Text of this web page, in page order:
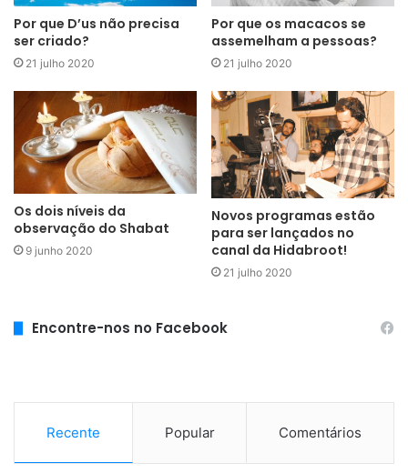
Por que D’us não precisa
ser criado?
21 julho 2020
Por que os macacos se
assemelham a pessoas?
21 julho 2020
Os dois níveis da
observação do Shabat
9 junho 2020
Novos programas estão
para ser lançados no
canal da Hidabroot!
21 julho 2020
Encontre-nos no Facebook
Recente Popular Comentários